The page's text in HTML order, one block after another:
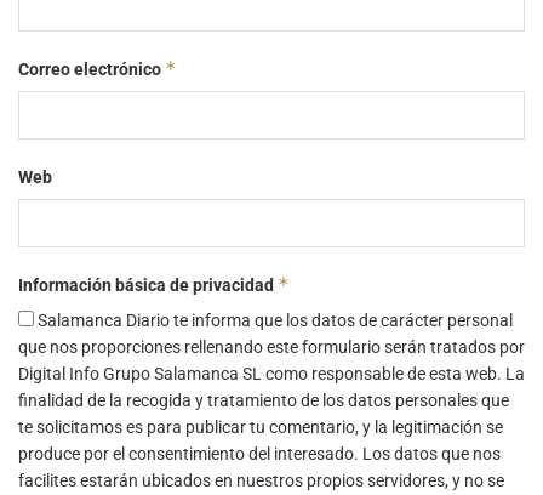
Correo electrónico *
Web
Información básica de privacidad *
Salamanca Diario te informa que los datos de carácter personal
que nos proporciones rellenando este formulario serán tratados por
Digital Info Grupo Salamanca SL como responsable de esta web. La
finalidad de la recogida y tratamiento de los datos personales que
te solicitamos es para publicar tu comentario, y la legitimación se
produce por el consentimiento del interesado. Los datos que nos
facilites estarán ubicados en nuestros propios servidores, y no se